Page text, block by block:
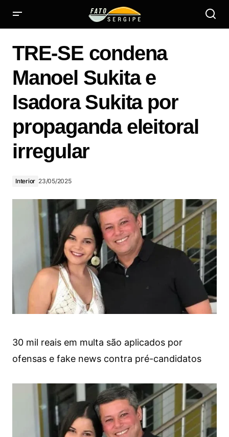
TRE-SE condena
Manoel Sukita e
Isadora Sukita por
propaganda eleitoral
irregular
Interior 23/05/2025
30 mil reais em multa são aplicados por
ofensas e fake news contra pré-candidatos